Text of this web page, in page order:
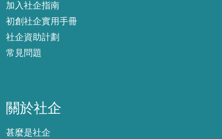
加入社企指南
初創社企實用手冊
社企資助計劃
常見問題
關於社企
甚麼是社企